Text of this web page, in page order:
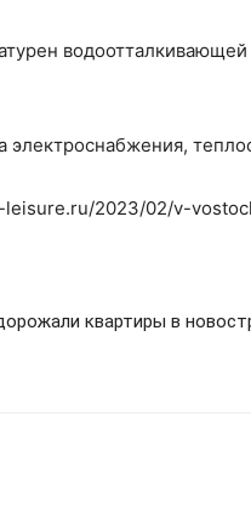
leisure.ru/2023/02/v-
квартиры в